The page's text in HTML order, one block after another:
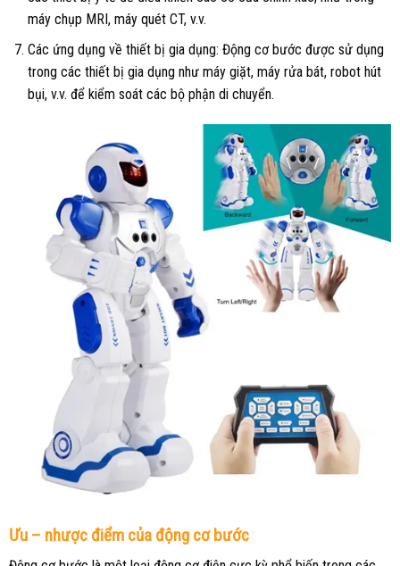
máy chụp MRI, máy quét CT, v.v.
Các ứng dụng về thiết bị gia dụng: Động cơ bước được sử dụng
trong các thiết bị gia dụng như máy giặt, máy rửa bát, robot hút
bụi, v.v. để kiểm soát các bộ phận di chuyển.
Ưu – nhược điểm của động cơ bước